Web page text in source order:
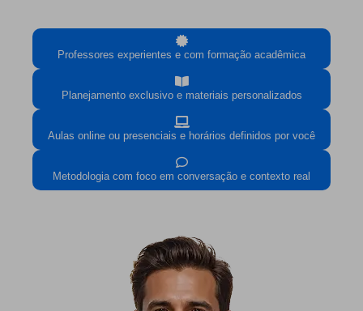
Professores experientes e com formação acadêmica
Planejamento exclusivo e materiais personalizados
Aulas online ou presenciais e horários definidos por você
Metodologia com foco em conversação e contexto real